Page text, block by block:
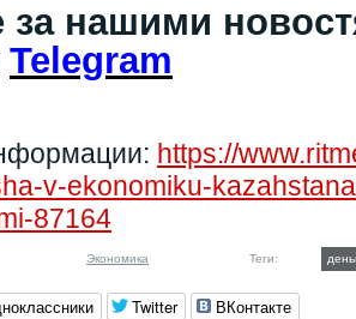
за нашими
Telegram
https://
v-ekonomiku-
87164
Экономика Теги:
Twitter ВКонтакте